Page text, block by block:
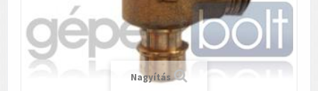
Nagyítás